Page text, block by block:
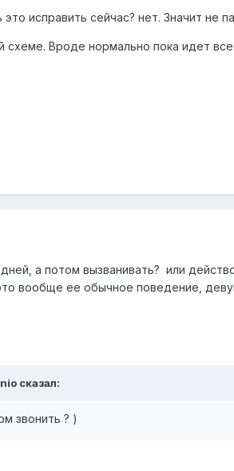
исправить сейчас? нет. Значит не
схеме. Вроде нормально пока идет все.
а потом вызванивать? или
вообще ее обычное поведение,
сказал:
звонить ? )